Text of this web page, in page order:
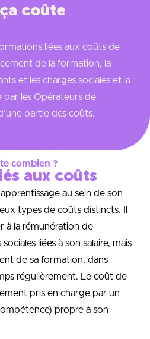
ça coûte
liées aux coûts de
de la formation, la
et les charges sociales et la
par les Opérateurs de
partie des coûts.
combien ?
aux coûts
au sein de son
types de coûts distincts. Il
à la rémunération de
liées à son salaire, mais
de sa formation, dans
régulièrement. Le coût de
pris en charge par un
propre à son